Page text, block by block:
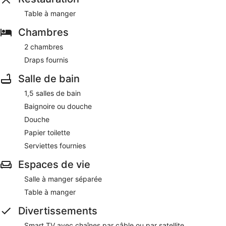
Table à manger
Chambres
2 chambres
Draps fournis
Salle de bain
1,5 salles de bain
Baignoire ou douche
Douche
Papier toilette
Serviettes fournies
Espaces de vie
Salle à manger séparée
Table à manger
Divertissements